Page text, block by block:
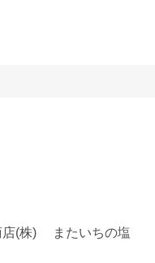
(株) またいちの塩